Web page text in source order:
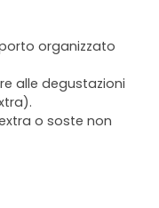
organizzato
alle degustazioni
o soste non